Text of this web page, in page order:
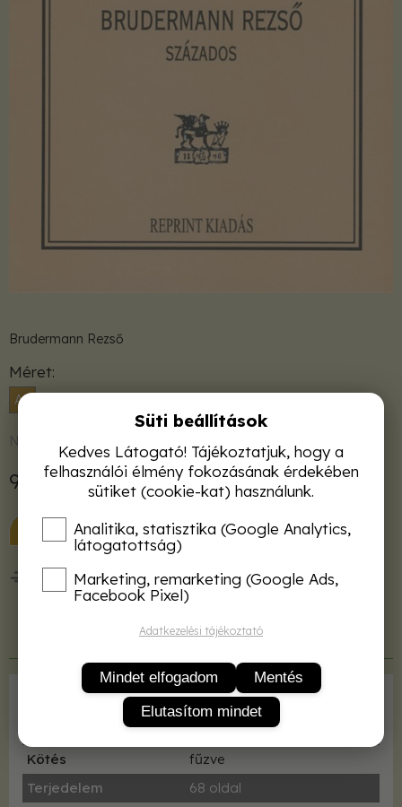
Brudermann Rezső
Méret
A5
Nincs raktáron
990 Ft
KOSÁRBA
50 000 Ft felett ingyenes kiszállítás!
Termékleírás
Lapu Bt.
9789638584786
Kötés
fűzve
Terjedelem
68 oldal
Süti beállítások
Kedves Látogató! Tájékoztatjuk, hogy a
felhasználói élmény fokozásának érdekében
sütiket (cookie-kat) használunk.
Analitika, statisztika (Google Analytics,
látogatottság)
Marketing, remarketing (Google Ads,
Facebook Pixel)
Adatkezelési tájékoztató
Mindet elfogadom
Mentés
Elutasítom mindet